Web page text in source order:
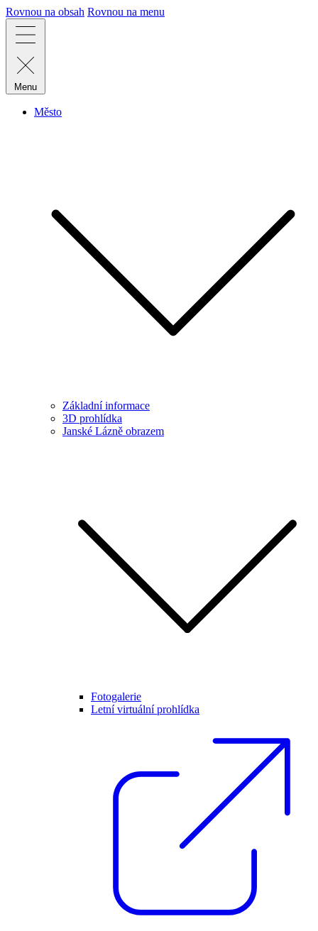
Rovnou na obsah Rovnou na menu
Menu
Město
Základní informace
3D prohlídka
Janské Lázně obrazem
Fotogalerie
Letní virtuální prohlídka